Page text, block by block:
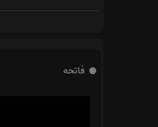
فاتحه